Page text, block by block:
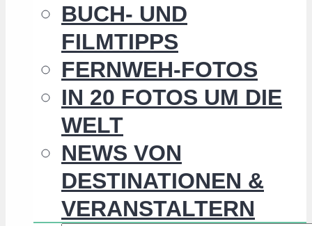
BUCH- UND
FILMTIPPS
FERNWEH-FOTOS
IN 20 FOTOS UM DIE
WELT
NEWS VON
DESTINATIONEN &
VERANSTALTERN